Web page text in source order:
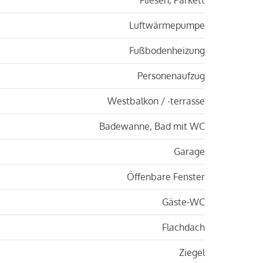
Luftwärmepumpe
Fußbodenheizung
Personenaufzug
Westbalkon / -terrasse
Badewanne, Bad mit WC
Garage
Öffenbare Fenster
Gäste-WC
Flachdach
Ziegel